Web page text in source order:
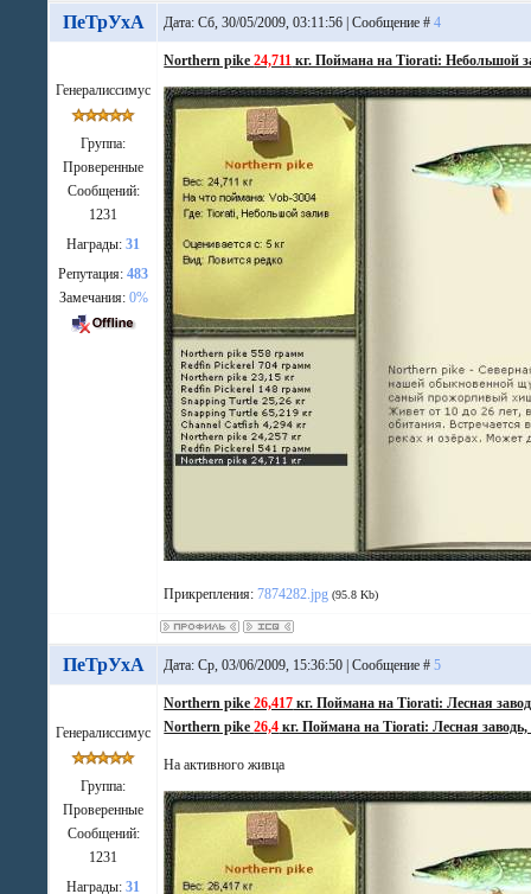
ПеТрУхА Дата: Сб, 30/05/2009, 03:11:56 | Сообщение #4
Генералиссимус
Группа:
Проверенные
Сообщений:
1231
Награды:31
Репутация:483
Замечания: 0%
Northern pike24,711 кг. Поймана на Tiorati: Небольшой
Прикрепления:7874282.jpg (95.8 Kb)
ПеТрУхА Дата: Ср, 03/06/2009, 15:36:50 | Сообщение #5
Генералиссимус
Группа:
Проверенные
Сообщений:
1231
Награды:31
Northern pike26,417 кг. Поймана на Tiorati: Лесная
Northern pike26,4 кг. Поймана на Tiorati: Лесная
На активного живца